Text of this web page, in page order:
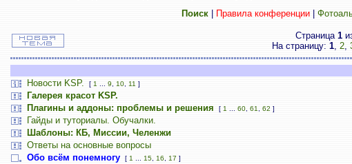
Поиск| Правила конференции|
Страница 1
На страницу: 1, 2,
Новости KSP.
[ 1 9, 10, 11 ]
Галерея красот KSP.
Плагины и аддоны: проблемы и решения [ 1 60, 61 62 ]
Гайды и туториалы. Обучалки.
Шаблоны: КБ, Миссии, Челенжи
Ответы на основные вопросы
Обо всём понемногу [ 1 15, 16 17 ]